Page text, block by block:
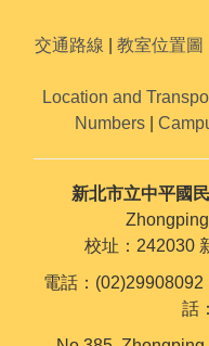
交通路線
教室位置圖
Location and
Numbers|
新北市立中平國
校址：242030
電話：
話